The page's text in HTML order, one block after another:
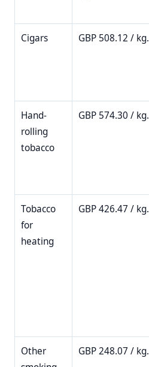
Cigars GBP 508.12 / kg.
Hand-
rolling
tobacco
GBP 574.30 / kg.
Tobacco
for
heating
GBP 426.47 / kg.
Other
GBP 248.07 / kg.